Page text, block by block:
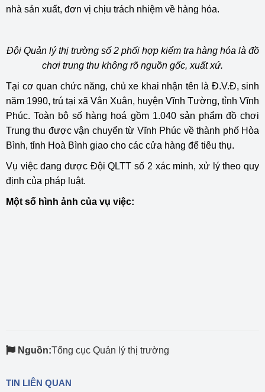
nhà sản xuất, đơn vị chịu trách nhiệm về hàng hóa.
Đội Quản lý thị trường số 2 phối hợp kiểm tra hàng hóa là đồ
chơi trung thu không rõ nguồn gốc, xuất xứ.
Tại cơ quan chức năng, chủ xe khai nhận tên là Đ.V.Đ, sinh
năm 1990, trú tại xã Vân Xuân, huyện Vĩnh Tường, tỉnh Vĩnh
Phúc. Toàn bộ số hàng hoá gồm 1.040 sản phẩm đồ chơi
Trung thu được vận chuyển từ Vĩnh Phúc về thành phố Hòa
Bình, tỉnh Hoà Bình giao cho các cửa hàng để tiêu thụ.
Vụ việc đang được Đội QLTT số 2 xác minh, xử lý theo quy
định của pháp luật.
Một số hình ảnh của vụ việc:
Nguồn:Tổng cục Quản lý thị trường
TIN LIÊN QUAN